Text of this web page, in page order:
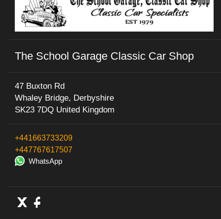
The School Garage Classic Car Shop
47 Buxton Rd
Whaley Bridge, Derbyshire
SK23 7DQ United Kingdom
+441663733209
+447767617507
WhatsApp